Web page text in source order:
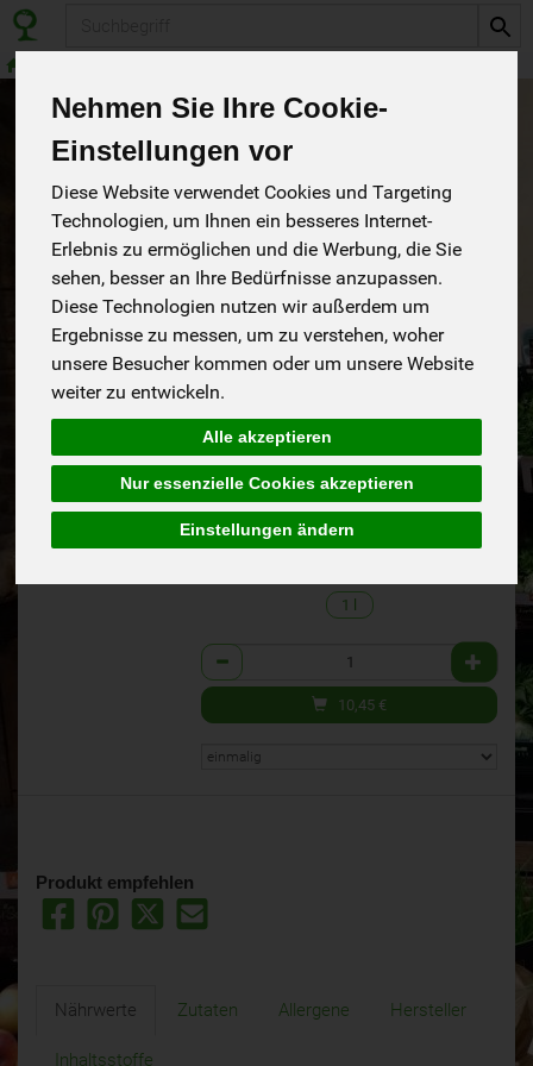
Nehmen Sie Ihre Cookie-
Einstellungen vor
Diese Website verwendet Cookies und Targeting
Technologien, um Ihnen ein besseres Internet-
Erlebnis zu ermöglichen und die Werbung, die Sie
sehen, besser an Ihre Bedürfnisse anzupassen.
Diese Technologien nutzen wir außerdem um
Ergebnisse zu messen, um zu verstehen, woher
unsere Besucher kommen oder um unsere Website
weiter zu entwickeln.
Alle akzeptieren
Nur essenzielle Cookies akzeptieren
Einstellungen ändern
Ahrtaler Landwein weiss
Deutschland
10,45 €
(10,45 € / 1 l)
inkl. 19% MwSt.
1 l
Anzahl
10,45 €
Produkt empfehlen
Nährwerte Zutaten Allergene Hersteller
Inhaltsstoffe